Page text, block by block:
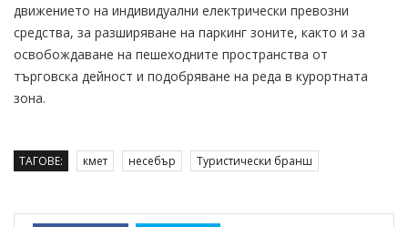
движението на индивидуални електрически превозни
средства, за разширяване на паркинг зоните, както и за
освобождаване на пешеходните пространства от
търговска дейност и подобряване на реда в курортната
зона.
ТАГОВЕ: кмет несебър Туристически бранш